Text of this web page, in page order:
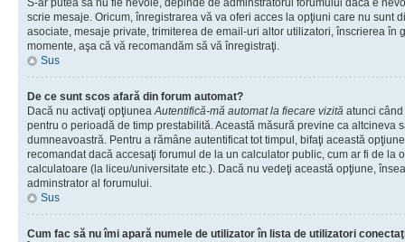
S-ar putea să nu fie nevoie, depinde de adminstratorul forumului dacă e
scrie mesaje. Oricum, înregistrarea vă va oferi acces la opţiuni care nu sunt
asociate, mesaje private, trimiterea de email-uri altor utilizatori, înscrierea în
momente, aşa că vă recomandăm să vă înregistraţi.
Sus
De ce sunt scos afară din forum automat?
Dacă nu activaţi opţiuneaAutentifică-mă automat la fiecare vizită atunci
pentru o perioadă de timp prestabilită. Această măsură previne ca altcineva
dumneavoastră. Pentru a rămâne autentificat tot timpul, bifaţi această
recomandat dacă accesaţi forumul de la un calculator public, cum ar fi de la
calculatoare (la liceu/universitate etc.). Dacă nu vedeţi această opţiune,
adminstrator al forumului.
Sus
Cum fac să nu îmi apară numele de utilizator în lista de utilizatori